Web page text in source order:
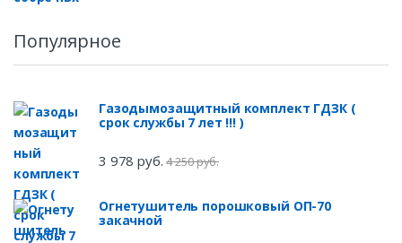
Популярное
Газодымозащитный комплект ГДЗК (
срок службы 7 лет !!! )
3 978 руб. 4 250 руб.
Огнетушитель порошковый ОП-70
закачной